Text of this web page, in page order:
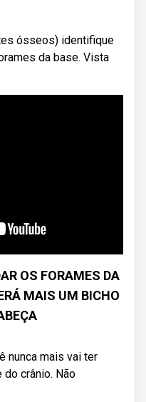
ósseos) identifique
da base. Vista
OS FORAMES DA
MAIS UM BICHO
nunca mais vai ter
crânio. Não